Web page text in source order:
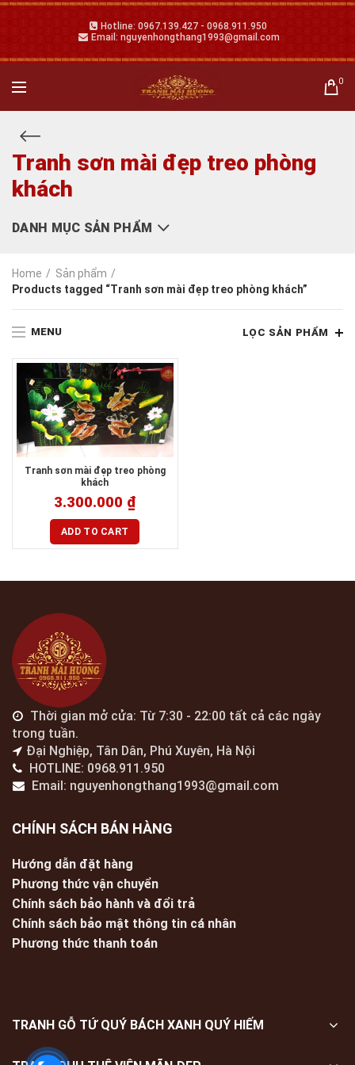
Hotline: 0967.139.427 - 0968.911.950
Email: nguyenhongthang1993@gmail.com
0
Tranh sơn mài đẹp treo phòng
khách
DANH MỤC SẢN PHẨM
Home
Sản phẩm
Products tagged “Tranh sơn mài đẹp treo phòng khách”
MENU LỌC SẢN PHẨM
Tranh sơn mài đẹp treo phòng
khách
3.300.000 ₫
ADD TO CART
Thời gian mở cửa: Từ 7:30 - 22:00 tất cả các ngày
trong tuần.
Đại Nghiệp, Tân Dân, Phú Xuyên, Hà Nội
HOTLINE: 0968.911.950
Email: nguyenhongthang1993@gmail.com
CHÍNH SÁCH BÁN HÀNG
Hướng dẫn đặt hàng
Phương thức vận chuyển
Chính sách bảo hành và đổi trả
Chính sách bảo mật thông tin cá nhân
Phương thức thanh toán
TRANH GỖ TỨ QUÝ BÁCH XANH QUÝ HIẾM